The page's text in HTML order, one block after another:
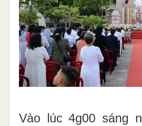
Vào lúc 4g00 sáng